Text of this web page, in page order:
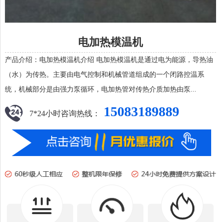
电加热模温机
产品介绍：电加热模温机介绍 电加热模温机是通过电为能源，导热油
（水）为传热。主要由电气控制和机械管道组成的一个闭路控温系
统，机械部分是由强力泵循环，电加热管对传热介质加热由泵...
7*24小时咨询热线： 15083189889